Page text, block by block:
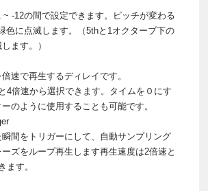
~ -12の間で設定できます。ピッチが変わる
色に点滅します。（5thと1オクターブ下の
ます。）
速で再生するディレイです。
4倍速から選択できます。タイムを０にす
のように使用することも可能です。
間をトリガーにして、自動サンプリング
ズをループ再生します再生速度は2倍速と
ます。